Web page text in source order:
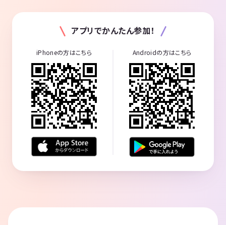
アプリでかんたん参加！
iPhoneの方はこちら Androidの方はこちら